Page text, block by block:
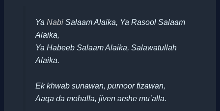
Ya NabiSalaam Alaika, Ya Rasool Salaam
Alaika,
Ya Habeeb Salaam Alaika, Salawatullah
Alaika.
Ek khwab sunawan, purnoor fizawan,
Aaqa da mohalla, jiven arshe mu’alla.